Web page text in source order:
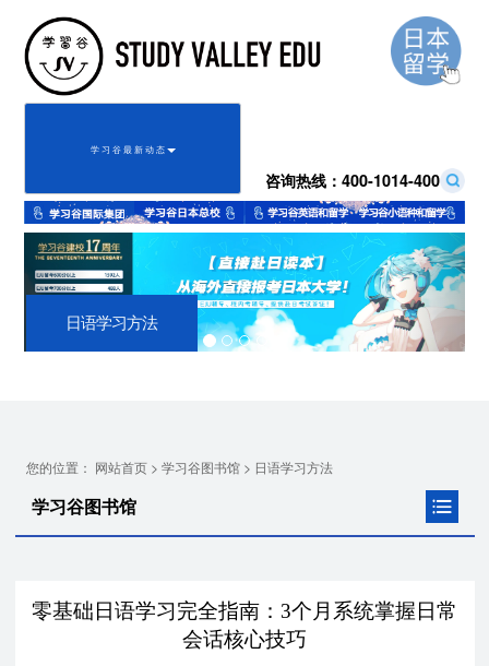
学 习 谷 最 新 动 态
咨询热线：400-1014-400
Previous Next
日语学习方法
您的位置： 网站首页> 学习谷图书馆> 日语学习方法
学习谷图书馆
零基础日语学习完全指南：3个月系统掌握日常
会话核心技巧